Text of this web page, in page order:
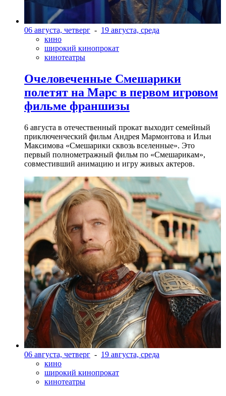
06 августа, четверг - 19 августа, среда
кино
широкий кинопрокат
кинотеатры
Очеловеченные Смешарики
полетят на Марс в первом игровом
фильме франшизы
6 августа в отечественный прокат выходит семейный
приключенческий фильм Андрея Мармонтова и Ильи
Максимова «Смешарики сквозь вселенные». Это
первый полнометражный фильм по «Смешарикам»,
совместивший анимацию и игру живых актеров.
06 августа, четверг - 19 августа, среда
кино
широкий кинопрокат
кинотеатры